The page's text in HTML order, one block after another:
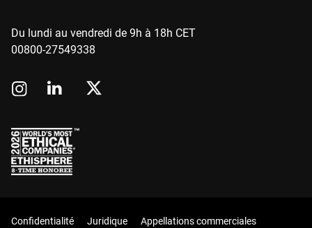
Du lundi au vendredi de 9h à 18h CET
00800-27549338
Confidentialité Juridique Appellations commerciales